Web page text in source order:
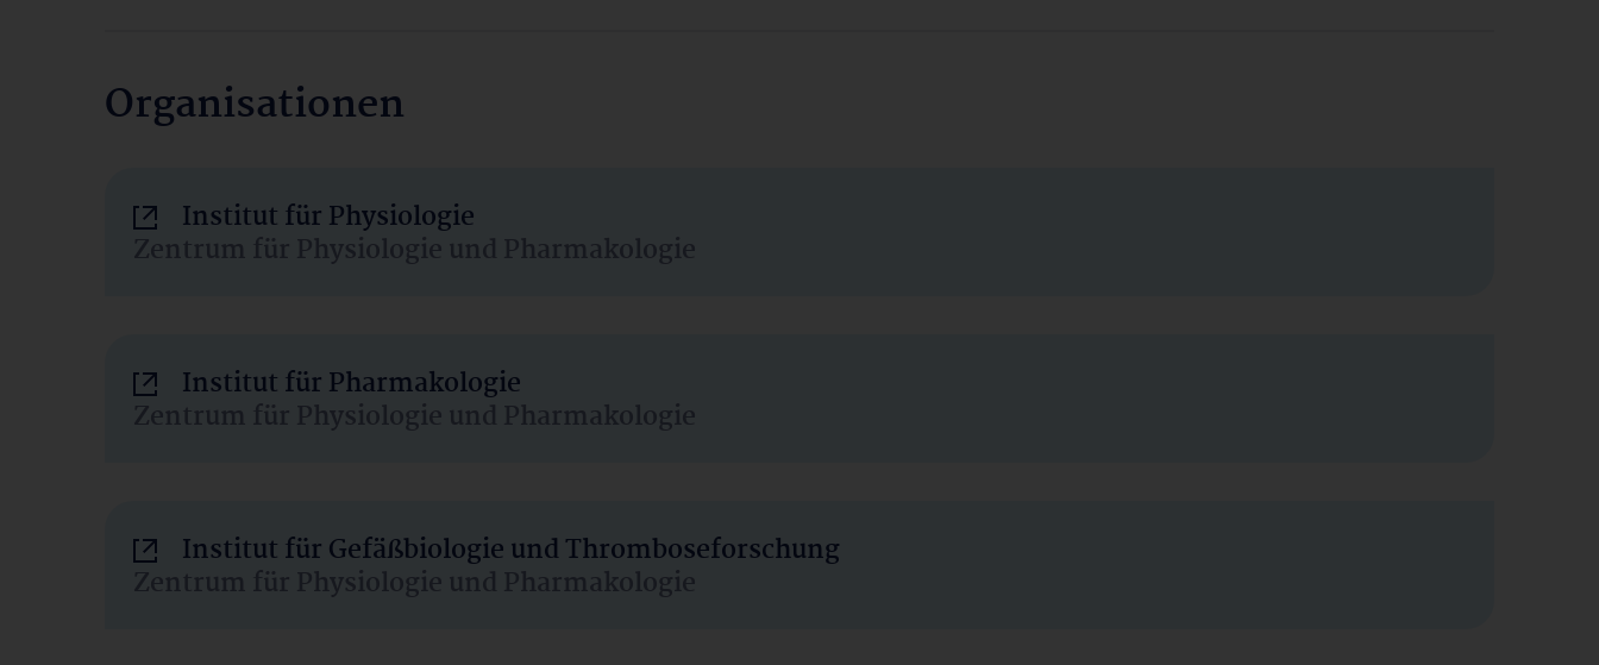
Organisationen
Institut für Physiologie
Zentrum für Physiologie und Pharmakologie
Institut für Pharmakologie
Zentrum für Physiologie und Pharmakologie
Institut für Gefäßbiologie und Thromboseforschung
Zentrum für Physiologie und Pharmakologie